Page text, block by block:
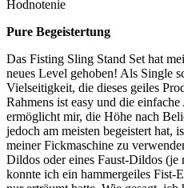
Hodnotenie
Pure Begeistertung
Das Fisting Sling Stand Set hat
neues Level gehoben! Als Single
Vielseitigkeit, die dieses geiles
Rahmens ist easy und die
ermöglicht mir, die Höhe nach
jedoch am meisten begeistert hat,
meiner Fickmaschine zu
Dildos oder eines Faust-Dildos (je
konnte ich ein hammergeiles Fist-